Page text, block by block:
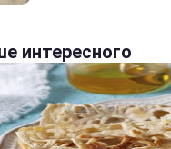
интересного